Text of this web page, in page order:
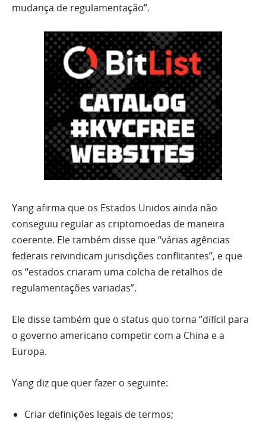
mudança de regulamentação”.
Yang afirma que os Estados Unidos ainda não
conseguiu regular as criptomoedas de maneira
coerente. Ele também disse que “várias agências
federais reivindicam jurisdições conflitantes”, e que
os “estados criaram uma colcha de retalhos de
regulamentações variadas”.
Ele disse também que o status quo torna “difícil para
o governo americano competir com a China e a
Europa.
Yang diz que quer fazer o seguinte:
Criar definições legais de termos;